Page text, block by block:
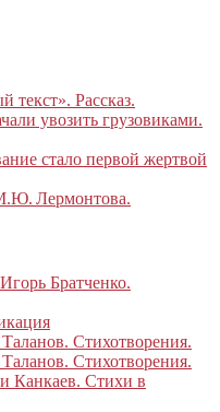
текст». Рассказ.
увозить грузовиками.
стало первой жертвой
Лермонтова.
Игорь Братченко.
Стихотворения.
Стихотворения.
Канкаев. Стихи в